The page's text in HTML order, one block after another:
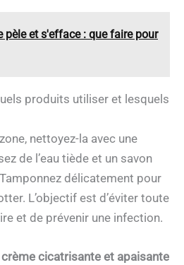
pèle et s'efface : que faire pour
produits utiliser et lesquels
nettoyez-la avec une
de l’eau tiède et un savon
délicatement pour
L’objectif est d’éviter toute
et de prévenir une infection.
crème cicatrisante et apaisante